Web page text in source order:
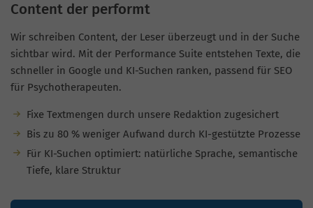
Content der performt
Wir schreiben Content, der Leser überzeugt und in der Suche
sichtbar wird. Mit der Performance Suite entstehen Texte, die
schneller in Google und KI-Suchen ranken, passend für SEO
für Psychotherapeuten.
Fixe Textmengen durch unsere Redaktion zugesichert
Bis zu 80 % weniger Aufwand durch KI-gestützte Prozesse
Für KI-Suchen optimiert: natürliche Sprache, semantische
Tiefe, klare Struktur